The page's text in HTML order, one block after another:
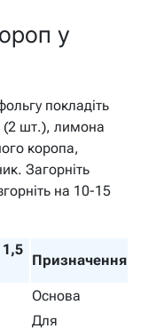
у
покладіть
(2 шт.), лимона
коропа,
Загорніть
на 10-15
1,5
Призначення
Основа
Для